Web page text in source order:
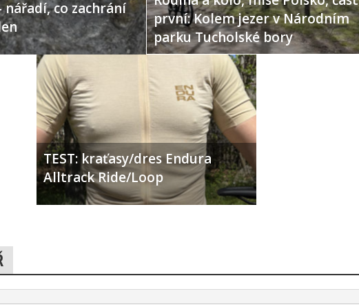
nářadí, co zachrání
první: Kolem jezer v Národním
parku Tucholské bory
TEST: kraťasy/dres Endura
Alltrack Ride/Loop